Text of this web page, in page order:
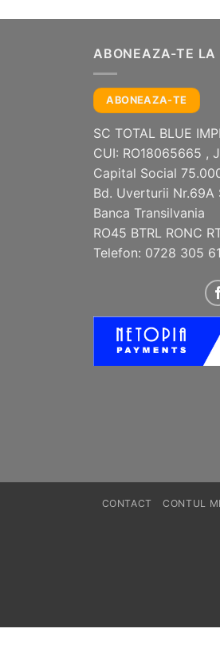
ABONEAZA-TE LA
ABONEAZA-TE
SC TOTAL BLUE
CUI: RO18065665 ,
Capital Social
Bd. Uverturii Nr.69A
Banca Transilvania
RO45 BTRL RONC
Telefon: 0728 305
CONTACT CONTUL